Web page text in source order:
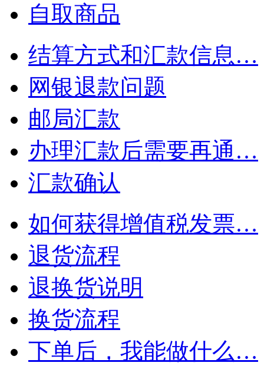
自取商品
结算方式和汇款信息…
网银退款问题
邮局汇款
办理汇款后需要再通…
汇款确认
如何获得增值税发票…
退货流程
退换货说明
换货流程
下单后，我能做什么…